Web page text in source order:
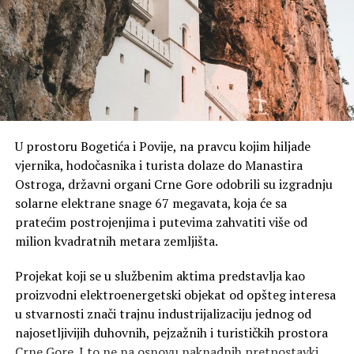
dodavati kako su „neki“ pokušali „da prave Pravoslavnu
Crkvu u Crnoj Gori“, a da su te neke „patrijarh Irinej i
vladike“ osujetili tako što su „na vrijeme osjetili o čemu
se radi“! Ako ovome dodamo i Vučićevu izjavu kako su
„litije u CG počele kada su htjeli pravoslavnu crkvu u CG,
samo da izbrišu ono – srpska“, onda nam se čini da
ulazimo u zonu beskorisnih i štetnih nejasnoća, koje bi se
mogle tolerisati nekom sa manje odgovornosti i značaja
u javnosti, ali ne i predsjedniku Srbije “, naveli u iz MCP.
Iz Mitropolije crnogorsko-primorske poručuju da
nemaju pozitivno iskustvo sa političkim usmjeravanjima i
tumačenjima crkvenih djelatnosti.
“Uz naše najbolje želje i molitve Bogu da politički lideri
Srbije vrše svoj posao na napredak te države i njenih
građana, i da, koliko je to u njihovoj moći, budu od
pomoći i podrške svim Srbima, ma gdje da žive i rade,
moramo podsjetiti da nemamo pozitivno iskustvo sa
U prostoru Bogetića i Povije, na pravcu kojim hiljade
vjernika, hodočasnika i turista dolaze do Manastira
Ostroga, državni organi Crne Gore odobrili su izgradnju
solarne elektrane snage 67 megavata, koja će sa
pratećim postrojenjima i putevima zahvatiti više od
milion kvadratnih metara zemljišta.
Projekat koji se u službenim aktima predstavlja kao
proizvodni elektroenergetski objekat od opšteg interesa
u stvarnosti znači trajnu industrijalizaciju jednog od
najosetljivijih duhovnih, pejzažnih i turističkih prostora